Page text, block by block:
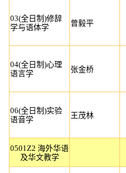
03(全日制)修辞
学与语体学
曾毅平
04(全日制)心理
语言学
张金桥
06(全日制)实验
语音学
王茂林
0501Z2 海外华语
及华文教学